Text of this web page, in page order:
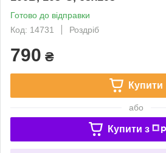
Готово до відправки
Код: 14731
Роздріб
790 ₴
Купити
або
Купити з